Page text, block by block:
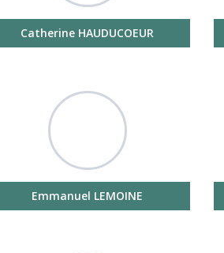
Catherine HAUDUCOEUR
Emmanuel LEMOINE